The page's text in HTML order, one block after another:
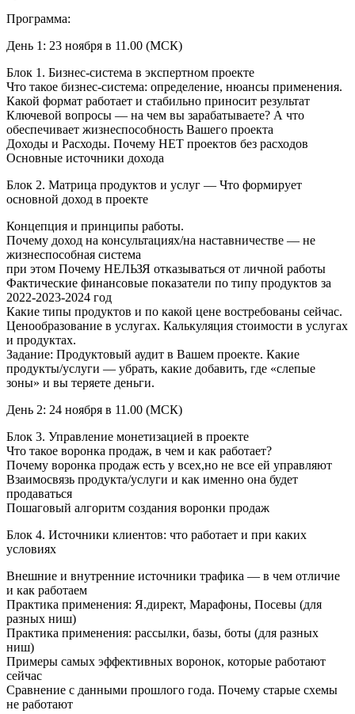
Программа:
День 1: 23 ноября в 11.00 (МСК)
Блок 1. Бизнес-система в экспертном проекте
Что такое бизнес-система: определение, нюансы применения.
Какой формат работает и стабильно приносит результат
Ключевой вопросы — на чем вы зарабатываете? А что
обеспечивает жизнеспособность Вашего проекта
Доходы и Расходы. Почему НЕТ проектов без расходов
Основные источники дохода
Блок 2. Матрица продуктов и услуг — Что формирует
основной доход в проекте
Концепция и принципы работы.
Почему доход на консультациях/на наставничестве — не
жизнеспособная система
при этом Почему НЕЛЬЗЯ отказываться от личной работы
Фактические финансовые показатели по типу продуктов за
2022-2023-2024 год
Какие типы продуктов и по какой цене востребованы сейчас.
Ценообразование в услугах. Калькуляция стоимости в услугах
и продуктах.
Задание: Продуктовый аудит в Вашем проекте. Какие
продукты/услуги — убрать, какие добавить, где «слепые
зоны» и вы теряете деньги.
День 2: 24 ноября в 11.00 (МСК)
Блок 3. Управление монетизацией в проекте
Что такое воронка продаж, в чем и как работает?
Почему воронка продаж есть у всех,но не все ей управляют
Взаимосвязь продукта/услуги и как именно она будет
продаваться
Пошаговый алгоритм создания воронки продаж
Блок 4. Источники клиентов: что работает и при каких
условиях
Внешние и внутренние источники трафика — в чем отличие
и как работаем
Практика применения: Я.директ, Марафоны, Посевы (для
разных ниш)
Практика применения: рассылки, базы, боты (для разных
ниш)
Примеры самых эффективных воронок, которые работают
сейчас
Сравнение с данными прошлого года. Почему старые схемы
не работают